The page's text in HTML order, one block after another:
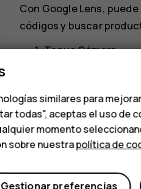
Con Google Lens,
códigos y buscar
ToqueCámara.
Enfoque la cámara
Sugerencia:
foto y toque
.
similares para
todas", aceptas el uso de
momento
sobre nuestrapolítica de
Gestionar preferencias